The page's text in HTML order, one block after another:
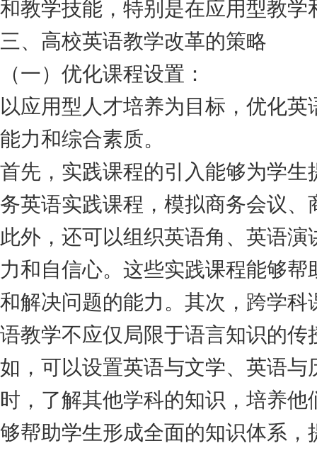
和教学技能，特别是在应用型教学
三、高校英语教学改革的策略
（一）优化课程设置：
以应用型人才培养为目标，优化
能力和综合素质。
首先，实践课程的引入能够为学
务英语实践课程，模拟商务会议
此外，还可以组织英语角、英语
力和自信心。这些实践课程能够
和解决问题的能力。其次，跨学
语教学不应仅局限于语言知识的
如，可以设置英语与文学、英语
时，了解其他学科的知识，培养
够帮助学生形成全面的知识体系